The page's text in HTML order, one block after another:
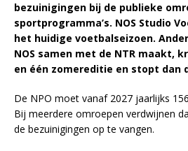
bezuinigingen bij de publieke
sportprogramma’s. NOS Studio
het huidige voetbalseizoen.
NOS samen met de NTR maakt,
en één zomereditie en stopt dan
De NPO moet vanaf 2027 jaarlijks
Bij meerdere omroepen verdwijnen
de bezuinigingen op te vangen.